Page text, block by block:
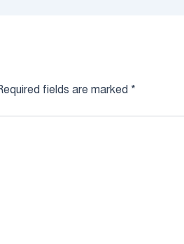
fields are marked *